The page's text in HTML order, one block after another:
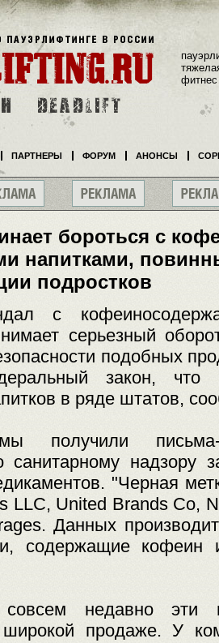
бороться с
напитками,
подростков
с
серьезный
подобных
закон, что
в ряде штатов,
получили письма-
санитарному надзору
"Черная
LLC, United Brands Co,
Данных
содержащие кофеин
недавно эти
продаже. У
фитнес
ПАРТНЕРЫ ФОРУМ АНОНСЫ